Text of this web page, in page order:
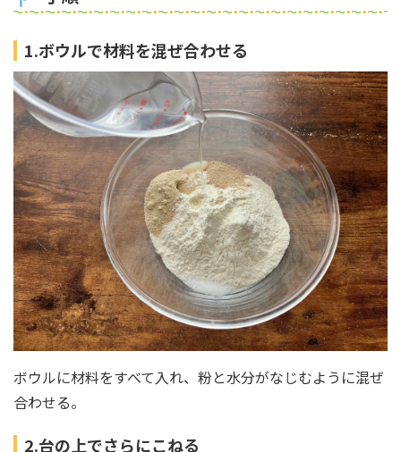
1.ボウルで材料を混ぜ合わせる
ボウルに材料をすべて入れ、粉と水分がなじむように混ぜ
合わせる。
2.台の上でさらにこねる